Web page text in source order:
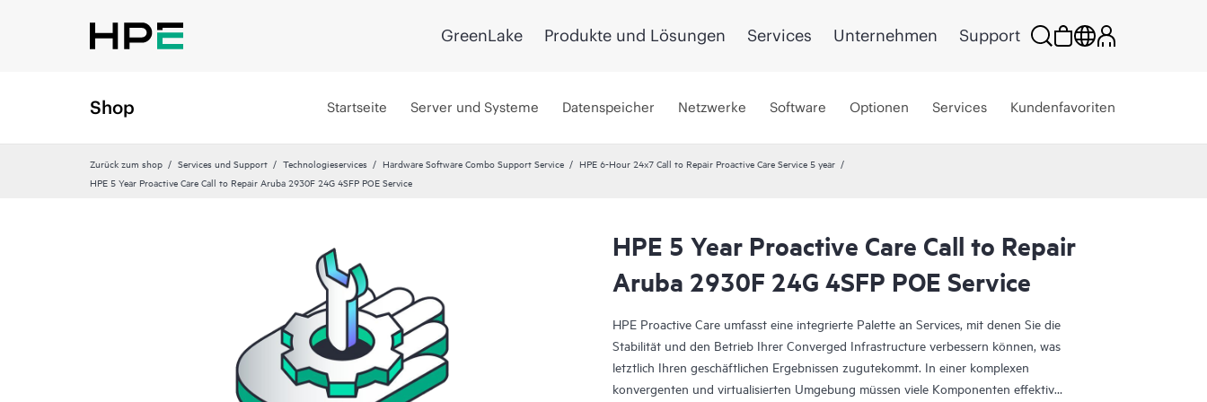
GreenLake Produkte und Lösungen Services Unternehmen Support
Shop Startseite Server und Systeme Datenspeicher Netzwerke Software Optionen Services Kundenfavoriten
Zurück zum shop Services und Support Technologieservices Hardware Software Combo Support Service
HPE 6-Hour 24x7 Call to Repair Proactive Care Service 5 year
HPE 5 Year Proactive Care Call to Repair Aruba 2930F 24G 4SFP POE Service
HPE 5 Year Proactive Care Call to Repair
Aruba 2930F 24G 4SFP POE Service
HPE Proactive Care umfasst eine integrierte Palette an Services, mit denen Sie die
Stabilität und den Betrieb Ihrer Converged Infrastructure verbessern können, was
letztlich Ihren geschäftlichen Ergebnissen zugutekommt. In einer komplexen
konvergenten und virtualisierten Umgebung müssen viele Komponenten effektiv